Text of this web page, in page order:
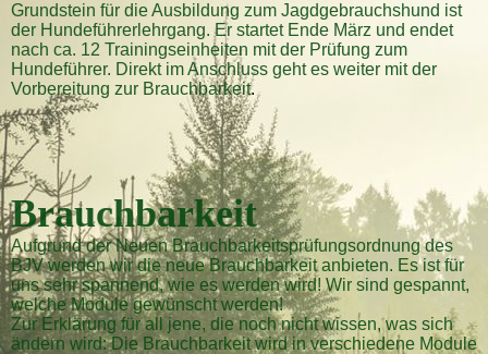
Grundstein für die Ausbildung zum Jagdgebrauchshund ist
der Hundeführerlehrgang. Er startet Ende März und endet
nach ca. 12 Trainingseinheiten mit der Prüfung zum
Hundeführer. Direkt im Anschluss geht es weiter mit der
Vorbereitung zur Brauchbarkeit.
Brauchbarkeit
Aufgrund der Neuen Brauchbarkeitsprüfungsordnung des
BJV werden wir die neue Brauchbarkeit anbieten. Es ist für
uns sehr spannend, wie es werden wird! Wir sind gespannt,
welche Module gewünscht werden!
Zur Erklärung für all jene, die noch nicht wissen, was sich
ändern wird: Die Brauchbarkeit wird in verschiedene Module